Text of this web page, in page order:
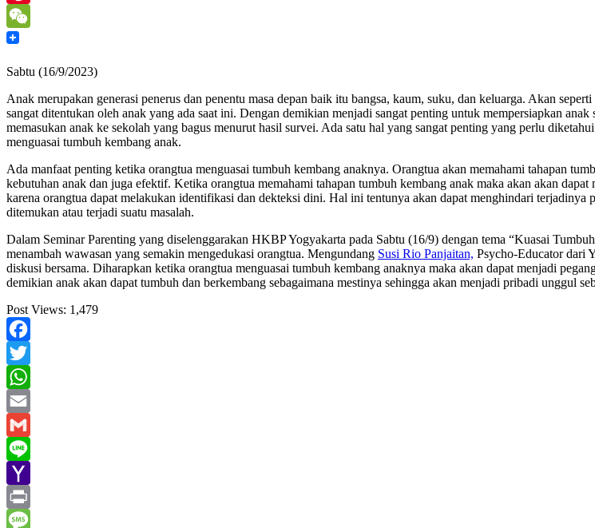
Pinterest
WeChat
Sabtu (16/9/2023)
Anak merupakan generasi penerus dan penentu masa depan baik itu bangsa, kaum, suku, dan keluarga. Akan
sangat ditentukan oleh anak yang ada saat ini. Dengan demikian menjadi sangat penting untuk mempersiapkan
memasukan anak ke sekolah yang bagus menurut hasil survei. Ada satu hal yang sangat penting yang perlu
menguasai tumbuh kembang anak.
Ada manfaat penting ketika orangtua menguasai tumbuh kembang anaknya. Orangtua akan memahami tahapan
kebutuhan anak dan juga efektif. Ketika orangtua memahami tahapan tumbuh kembang anak maka akan akan
karena orangtua dapat melakukan identifikasi dan dekteksi dini. Hal ini tentunya akan dapat menghindari
ditemukan atau terjadi suatu masalah.
Dalam Seminar Parenting yang diselenggarakan HKBP Yogyakarta pada Sabtu (16/9) dengan tema “Kuasai
menambah wawasan yang semakin mengedukasi orangtua. Mengundang Susi Rio Panjaitan, Psycho-Educator dari
diskusi bersama. Diharapkan ketika orangtua menguasai tumbuh kembang anaknya maka akan dapat menjadi
demikian anak akan dapat tumbuh dan berkembang sebagaimana mestinya sehingga akan menjadi pribadi unggul
Post Views: 1,479
Facebook
Twitter
WhatsApp
Email
Gmail
Line
Yahoo
Mail
Print